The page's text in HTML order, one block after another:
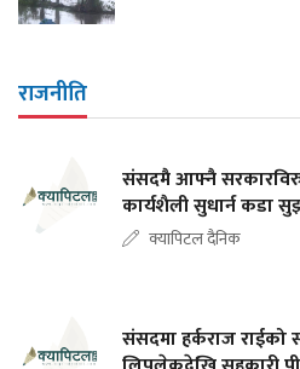
राजनीति
संसदमै आफ्नै
कार्यशैली सुधार्न कडा
क्यापिटल दैनिक
संसदमा हर्कराज राईको